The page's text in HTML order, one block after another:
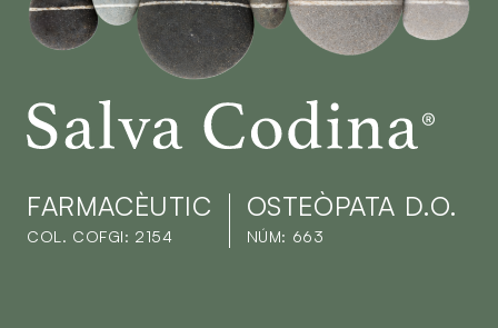
Salva Codina
FARMACÈUTIC
COL. COFGI: 2154
OSTEÒPATA D.O.
NÚM: 663